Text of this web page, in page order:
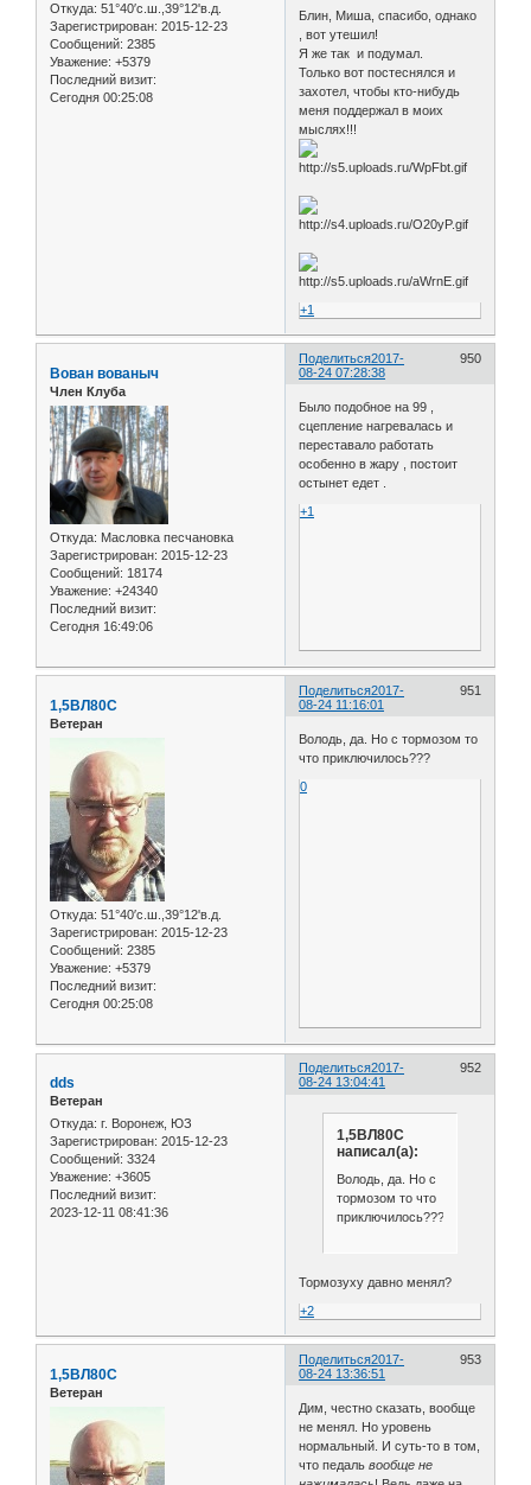
Откуда: 51°40′с.ш.,39°12'в.д.
Зарегистрирован: 2015-12-23
Сообщений: 2385
Уважение: +5379
Последний визит:
Сегодня 00:25:08
Блин, Миша, спасибо, однако
, вот утешил!
Я же так и подумал.
Только вот постеснялся и
захотел, чтобы кто-нибудь
меня поддержал в моих
мыслях!!!
+1
Поделиться 950
2017-
08-24 07:28:38
Вован вованыч
Член Клуба
Откуда: Масловка песчановка
Зарегистрирован: 2015-12-23
Сообщений: 18174
Уважение: +24340
Последний визит:
Сегодня 16:49:06
Было подобное на 99 ,
сцепление нагревалась и
переставало работать
особенно в жару , постоит
остынет едет .
+1
Поделиться 951
2017-
08-24 11:16:01
1,5ВЛ80С
Ветеран
Откуда: 51°40′с.ш.,39°12'в.д.
Зарегистрирован: 2015-12-23
Сообщений: 2385
Уважение: +5379
Последний визит:
Сегодня 00:25:08
Володь, да. Но с тормозом то
что приключилось???
0
Поделиться 952
2017-
08-24 13:04:41
dds
Ветеран
Откуда: г. Воронеж, ЮЗ
Зарегистрирован: 2015-12-23
Сообщений: 3324
Уважение: +3605
Последний визит:
2023-12-11 08:41:36
1,5ВЛ80С
написал(а):
Володь, да. Но с
тормозом то что
приключилось???
Тормозуху давно менял?
+2
Поделиться 953
2017-
08-24 13:36:51
1,5ВЛ80С
Ветеран
Дим, честно сказать, вообще
не менял. Но уровень
нормальный. И суть-то в том,
что педальвообще не